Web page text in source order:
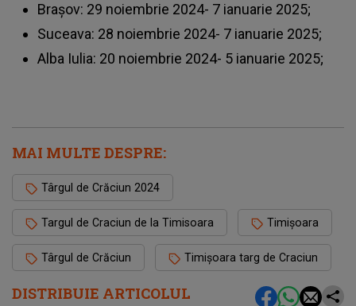
DISTRIBUIE ARTICOLUL
Brașov: 29 noiembrie 2024- 7 ianuarie 2025;
Suceava: 28 noiembrie 2024- 7 ianuarie 2025;
Alba Iulia: 20 noiembrie 2024- 5 ianuarie 2025;
MAI MULTE DESPRE:
Târgul de Crăciun 2024
Targul de Craciun de la Timisoara Timișoara
Târgul de Crăciun Timișoara targ de Craciun